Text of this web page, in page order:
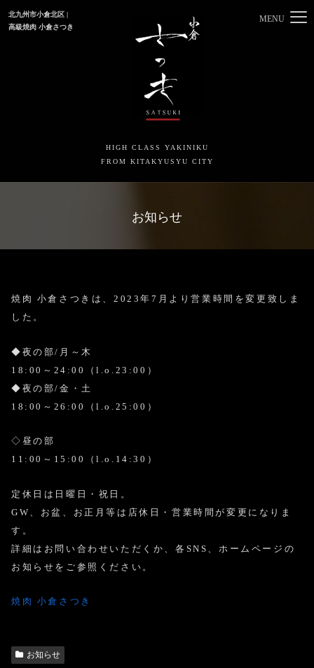
北九州市小倉北区 |
高級焼肉 小倉さつき
MENU
HIGH CLASS YAKINIKU
FROM KITAKYUSYU CITY
お知らせ
焼肉 小倉さつきは、2023年7月より営業時間を変更致しま
した。
◆夜の部/月～木
18:00～24:00（l.o.23:00）
◆夜の部/金・土
18:00～26:00（l.o.25:00）
◇昼の部
11:00～15:00（l.o.14:30）
定休日は日曜日・祝日。
GW、お盆、お正月等は店休日・営業時間が変更になりま
す。
詳細はお問い合わせいただくか、各SNS、ホームページの
お知らせをご参照ください。
焼肉 小倉さつき
お知らせ